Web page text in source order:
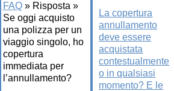
FAQ» Risposta »
Se oggi acquisto
una polizza per un
viaggio singolo, ho
copertura
immediata per
l’annullamento?
La copertura
annullamento
deve essere
acquistata
contestualmente
o in qualsiasi
momento? E le